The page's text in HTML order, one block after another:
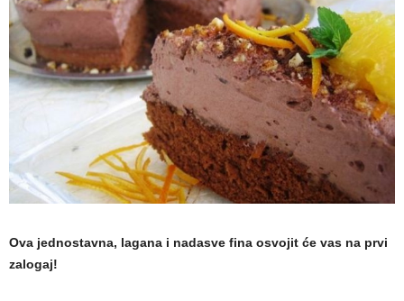
Ova jednostavna, lagana i nadasve fina osvojit će vas na prvi
zalogaj!